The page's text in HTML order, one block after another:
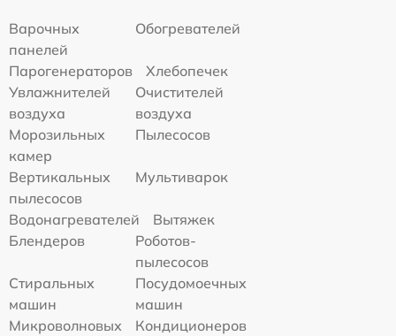
Варочных
панелей
Обогревателей
Парогенераторов
Хлебопечек
Увлажнителей
воздуха
Очистителей
воздуха
Морозильных
камер
Пылесосов
Вертикальных
пылесосов
Мультиварок
Водонагревателей
Вытяжек
Блендеров
Роботов-
пылесосов
Стиральных
машин
Посудомоечных
машин
Микроволновых
Кондиционеров